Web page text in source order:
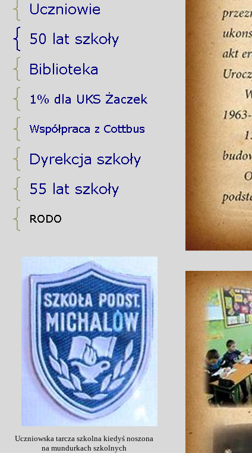
Uczniowska tarcza szkolna kiedyś noszona
na mundurkach szkolnych